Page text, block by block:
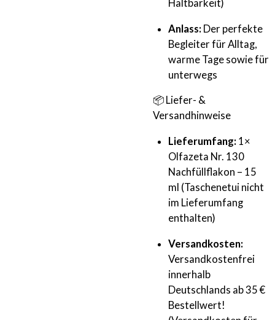
Haltbarkeit)
Anlass: Der perfekte
Begleiter für Alltag,
warme Tage sowie für
unterwegs
📦 Liefer- &
Versandhinweise
Lieferumfang: 1×
Olfazeta Nr. 130
Nachfüllflakon – 15
ml (Taschenetui nicht
im Lieferumfang
enthalten)
Versandkosten:
Versandkostenfrei
innerhalb
Deutschlands ab 35 €
Bestellwert!